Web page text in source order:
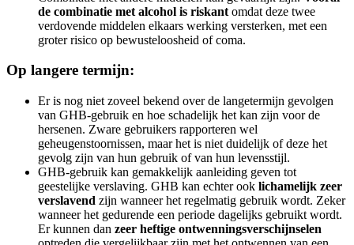
de combinatie met alcohol is riskant omdat deze twee
verdovende middelen elkaars werking versterken, met een
groter risico op bewusteloosheid of coma.
Op langere termijn:
Er is nog niet zoveel bekend over de langetermijn gevolgen
van GHB-gebruik en hoe schadelijk het kan zijn voor de
hersenen. Zware gebruikers rapporteren wel
geheugenstoornissen, maar het is niet duidelijk of deze het
gevolg zijn van hun gebruik of van hun levensstijl.
GHB-gebruik kan gemakkelijk aanleiding geven tot
geestelijke verslaving. GHB kan echter ook lichamelijk zeer
verslavend zijn wanneer het regelmatig gebruik wordt. Zeker
wanneer het gedurende een periode dagelijks gebruikt wordt.
Er kunnen dan zeer heftige ontwenningsverschijnselen